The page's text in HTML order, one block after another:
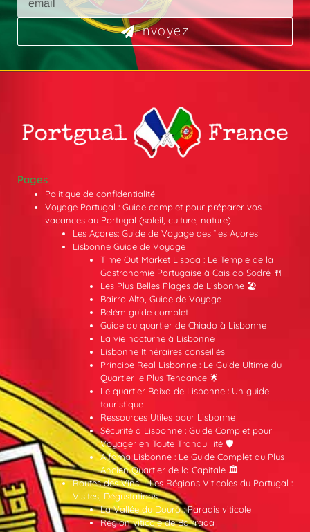
Envoyez
Pages
Politique de confidentialité
Voyage Portugal : Guide complet pour préparer vos
vacances au Portugal (soleil, culture, nature)
Les Açores: Guide de Voyage des îles Açores
Lisbonne Guide de Voyage
Time Out Market Lisboa : Le Temple de la
Gastronomie Portugaise à Cais do Sodré 🍴
Les Plus Belles Plages de Lisbonne 🏖️
Bairro Alto, Guide de Voyage
Belém guide complet
Guide du quartier de Chiado à Lisbonne
La vie nocturne à Lisbonne
Lisbonne Itinéraires conseillés
Príncipe Real Lisbonne : Le Guide Ultime du
Quartier le Plus Tendance 🌟
Le quartier Baixa de Lisbonne : Un guide
touristique
Ressources Utiles pour Lisbonne
Sécurité à Lisbonne : Guide Complet pour
Voyager en Toute Tranquillité 🛡️
Alfama Lisbonne : Le Guide Complet du Plus
Ancien Quartier de la Capitale 🏛️
Routes des Vins – Les Régions Viticoles du Portugal :
Visites, Dégustations
La Vallée du Douro : Paradis viticole
Région viticole de Bairrada